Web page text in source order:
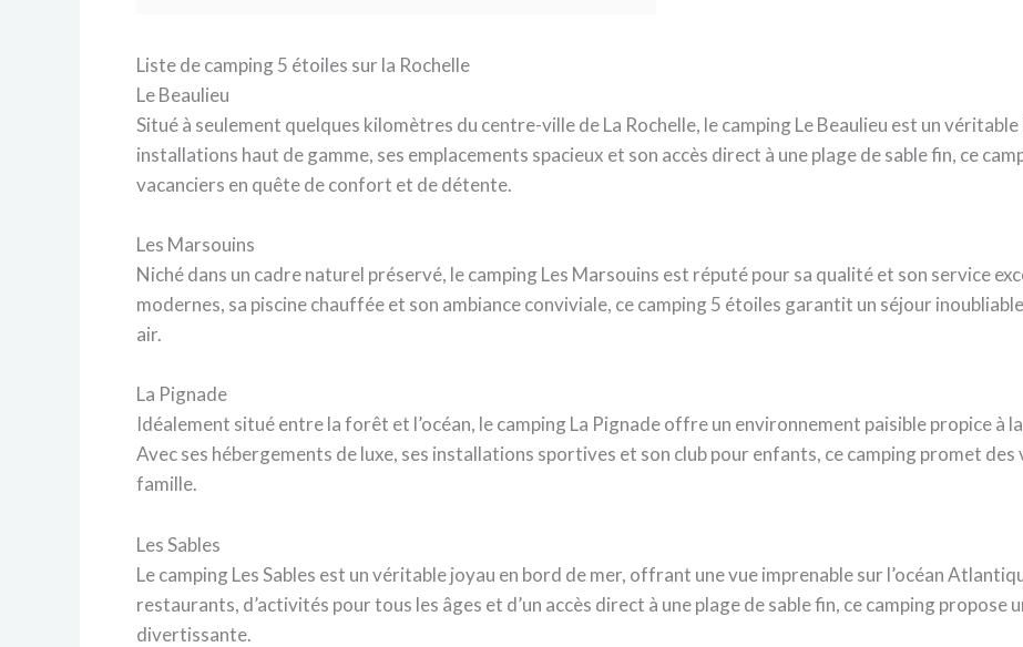
Liste de camping 5 étoiles sur la Rochelle
Le Beaulieu
Situé à seulement quelques kilomètres du centre-ville de La Rochelle, le camping Le Beaulieu est un
installations haut de gamme, ses emplacements spacieux et son accès direct à une plage de sable fin, ce
vacanciers en quête de confort et de détente.
Les Marsouins
Niché dans un cadre naturel préservé, le camping Les Marsouins est réputé pour sa qualité et son service
modernes, sa piscine chauffée et son ambiance conviviale, ce camping 5 étoiles garantit un séjour
air.
La Pignade
Idéalement situé entre la forêt et l’océan, le camping La Pignade offre un environnement paisible propice à
Avec ses hébergements de luxe, ses installations sportives et son club pour enfants, ce camping promet
famille.
Les Sables
Le camping Les Sables est un véritable joyau en bord de mer, offrant une vue imprenable sur l’océan
restaurants, d’activités pour tous les âges et d’un accès direct à une plage de sable fin, ce camping propose
divertissante.